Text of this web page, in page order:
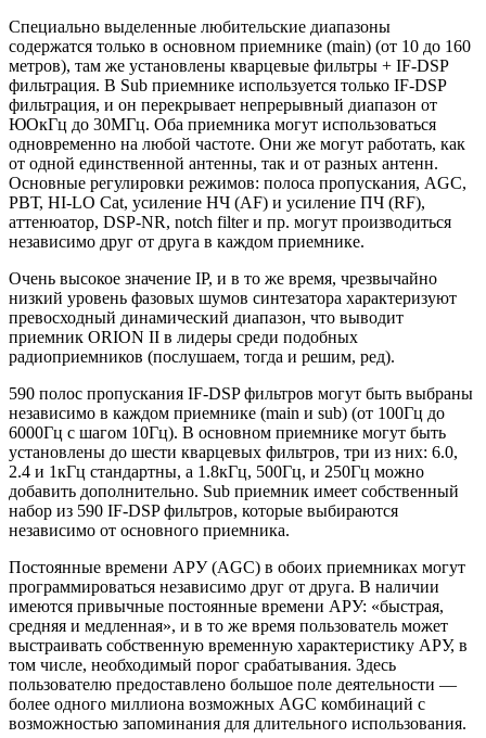
Специально выделенные любительские диапазоны
содержатся только в основном приемнике (main) (от 10 до 160
метров), там же установлены кварцевые фильтры + IF-DSP
фильтрация. В Sub приемнике используется только IF-DSP
фильтрация, и он перекрывает непрерывный диапазон от
ЮОкГц до 30МГц. Оба приемника могут использоваться
одновременно на любой частоте. Они же могут работать, как
от одной единственной антенны, так и от разных антенн.
Основные регулировки режимов: полоса пропускания, AGC,
РВТ, HI-LO Cat, усиление НЧ (AF) и усиление ПЧ (RF),
аттенюатор, DSP-NR, notch filter и пр. могут производиться
независимо друг от друга в каждом приемнике.
Очень высокое значение IP, и в то же время, чрезвычайно
низкий уровень фазовых шумов синтезатора характеризуют
превосходный динамический диапазон, что выводит
приемник ORION II в лидеры среди подобных
радиоприемников (послушаем, тогда и решим, ред).
590 полос пропускания IF-DSP фильтров могут быть выбраны
независимо в каждом приемнике (main и sub) (от 100Гц до
6000Гц с шагом 10Гц). В основном приемнике могут быть
установлены до шести кварцевых фильтров, три из них: 6.0,
2.4 и 1кГц стандартны, а 1.8кГц, 500Гц, и 250Гц можно
добавить дополнительно. Sub приемник имеет собственный
набор из 590 IF-DSP фильтров, которые выбираются
независимо от основного приемника.
Постоянные времени АРУ (AGC) в обоих приемниках могут
программироваться независимо друг от друга. В наличии
имеются привычные постоянные времени АРУ: «быстрая,
средняя и медленная», и в то же время пользователь может
выстраивать собственную временную характеристику АРУ, в
том числе, необходимый порог срабатывания. Здесь
пользователю предоставлено большое поле деятельности —
более одного миллиона возможных AGC комбинаций с
возможностью запоминания для длительного использования.